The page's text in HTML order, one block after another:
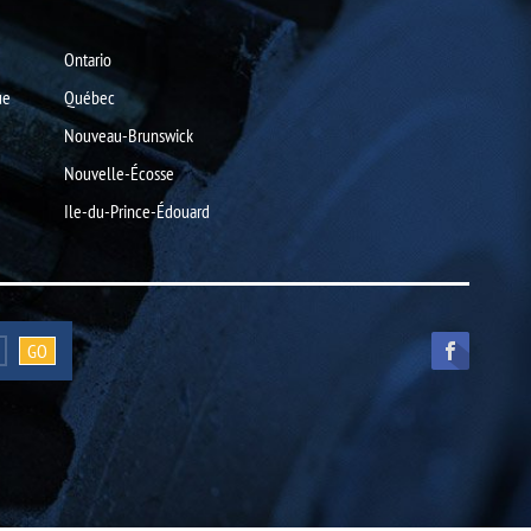
Ontario
Québec
Nouveau-Brunswick
Nouvelle-Écosse
Ile-du-Prince-Édouard